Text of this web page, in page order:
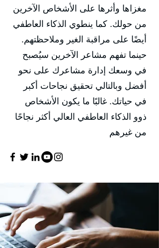
مغزاها وأثرها على الأشخاص الآخرين
من حولك. كما ينطوي الذكاء العاطفي
أيضًا على مراقبة الغير وملاحظتهم.
حينما تفهم مشاعر الآخرين سيُصبح
في وسعك إدارة مشاعرك على نحو
أفضل وبالتالي تحقيق نجاحات أكبر
في حياتك. غالبًا ما يكون الأشخاص
ذوو الذكاء العاطفي العالي أكثر نجاحًا
من غيرهم